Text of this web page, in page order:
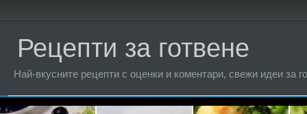
Рецепти за готвене
Най-вкусните рецепти с оценки и коментари, свежи идеи за